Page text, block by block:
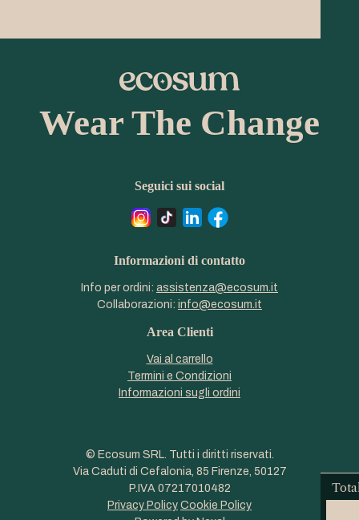
Wear The Change
Seguici sui social
Informazioni di contatto
Info per ordini: assistenza@ecosum.it
Collaborazioni: info@ecosum.it
Area Clienti
Vai al carrello
Termini e Condizioni
Informazioni sugli ordini
© Ecosum SRL. Tutti i diritti riservati.
Via Caduti di Cefalonia, 85 Firenze, 50127
P.IVA 07217010482
Privacy Policy Cookie Policy